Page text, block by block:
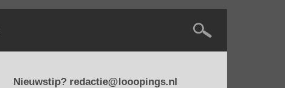
Nieuwstip? redactie@looopings.nl